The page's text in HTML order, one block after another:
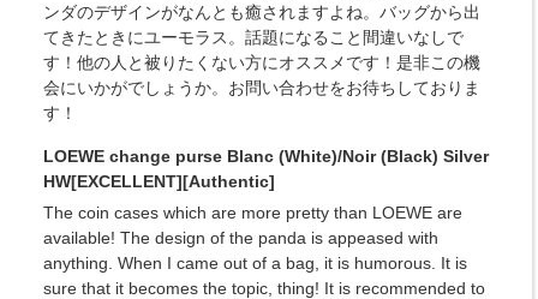
ンダのデザインがなんとも癒されますよね。バッグから出
てきたときにユーモラス。話題になること間違いなしで
す！他の人と被りたくない方にオススメです！是非この機
会にいかがでしょうか。お問い合わせをお待ちしておりま
す！
LOEWE change purse Blanc (White)/Noir (Black) Silver
HW[EXCELLENT][Authentic]
The coin cases which are more pretty than LOEWE are
available! The design of the panda is appeased with
anything. When I came out of a bag, it is humorous. It is
sure that it becomes the topic, thing! It is recommended to